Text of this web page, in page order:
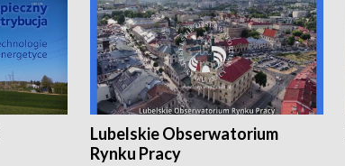
Lubelskie Obserwatorium
Rynku Pracy